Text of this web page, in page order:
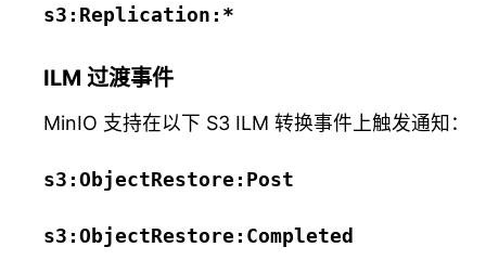
s3:Replication:*
ILM 过渡事件
MinIO 支持在以下 S3 ILM 转换事件上触发通知：
s3:ObjectRestore:Post
s3:ObjectRestore:Completed